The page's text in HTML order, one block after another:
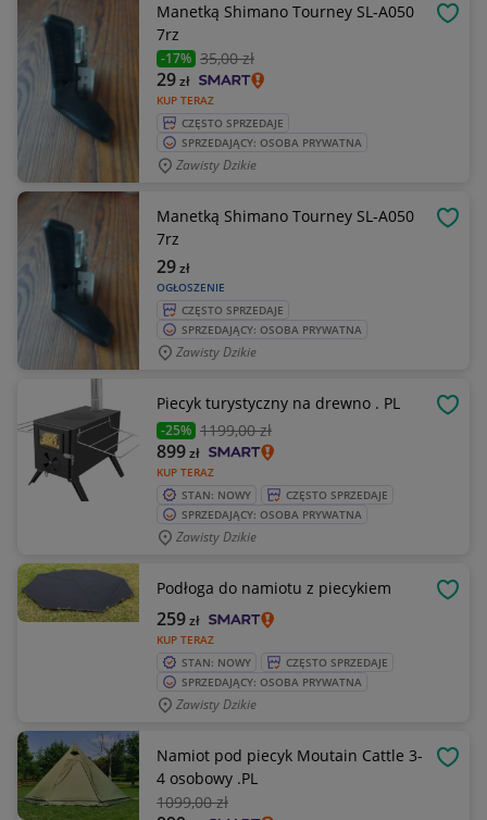
Manetką Shimano Tourney SL-A050
7rz
-17% 35,00 zł
KUP TERAZ
29zł
CZĘSTO SPRZEDAJE
SPRZEDAJĄCY: OSOBA PRYWATNA
Zawisty Dzikie
Manetką Shimano Tourney SL-A050
7rz
OGŁOSZENIE
29zł
CZĘSTO SPRZEDAJE
SPRZEDAJĄCY: OSOBA PRYWATNA
Zawisty Dzikie
Piecyk turystyczny na drewno . PL
-25% 1199,00 zł
KUP TERAZ
899zł
STAN: NOWY
CZĘSTO SPRZEDAJE
SPRZEDAJĄCY: OSOBA PRYWATNA
Zawisty Dzikie
Podłoga do namiotu z piecykiem
KUP TERAZ
259zł
STAN: NOWY
CZĘSTO SPRZEDAJE
SPRZEDAJĄCY: OSOBA PRYWATNA
Zawisty Dzikie
Namiot pod piecyk Moutain Cattle 3-
4 osobowy .PL
1099,00 zł